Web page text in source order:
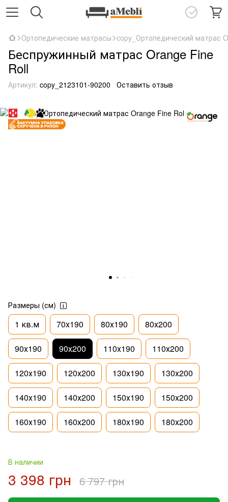
Ортопедические матрасы copy_Ортопедический матрас
Беспружинный матрас Orange Fine
Roll
Артикул: copy_2123101-90200 Оставить отзыв
Размеры (см)
1 кв.м 70х190 80х190 80х200
90х190 90х200 110х190 110х200
120х190 120х200 130х190 130х200
140х190 140х200 150х190 150х200
160х190 160х200 180х190 180х200
В наличии
3 398 грн 6 797 грн